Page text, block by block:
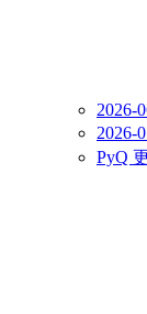
2026-
2026-
PyQ